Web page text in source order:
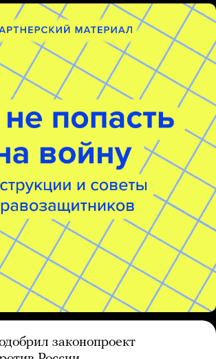
законопроект